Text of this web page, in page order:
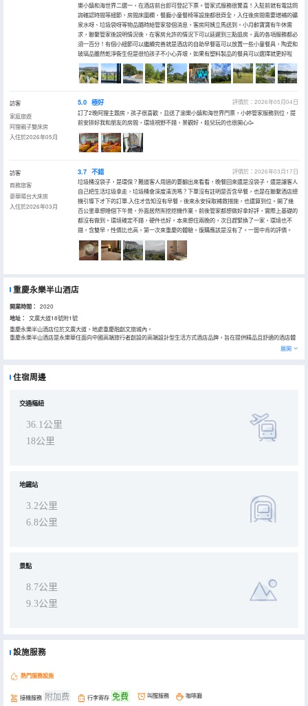
樂小鎮和海世界二選一，在酒店前台即可登記下票。管家式服務很驚喜！入駐前就有電話問
詢確認時間等細節，房間床圍欄、餐廳小童餐椅等設施都很齊全，入住後房間需要增補的礦
泉水呀、垃圾袋呀等物品隨時給管家發個消息，客房阿姨立馬送到。小月齡寶寶有午休需
求，聯繫管家後説明情況後，在客房允許的情況下可以延遲到三點退房，真的各項服務都必
須一百分！有個小細節可以繼續完善就是酒店的自助早餐區可以放置一些小童餐具，陶瓷和
玻璃品雖然乾淨衞生但是很怕孩子不小心弄壞，如果有塑料製品的餐具可以選擇就更好啦
訪客
家庭旅遊
阿狸親子雙床房
入住於2026年05月
5.0 極好
評價於：2026年05月04日
訂了2晚阿狸主題房，孩子很喜歡，且送了渝樂小鎮和海世界門票，小婷管家服務到位，提
前安排好我和朋友的房間，環境視野不錯，景觀好，娃兒玩的也很開心🥳
訪客
商務旅客
豪華陽台大床房
入住於2026年03月
3.7 不錯
評價於：2026年03月17日
垃圾桶沒袋子，是環保？難道客人用過的要翻出來看看，晚餐回來還是沒袋子，還是讓客人
自己把生活垃圾拿走，垃圾桶會深度清洗嗎？下單沒有註明是否含早餐，也是在聯繫酒店總
機引導下才下的訂單.入住才告知沒有早餐，後來永安採取補救措施，也還算到位。開了幾
百公里車想睡個下午覺，外面居然🈶挖挖機作業。前後管家都想做好拿好評，實際上基礎的
都沒有做到。環境確定不錯，硬件也好。本來想住兩晚的，次日趕緊換了一家，環境也不
錯，含雙早，性價比也高。第一次來重慶的體驗。復購應該是沒有了。一箇中肯的評價。
重慶永樂半山酒店
開業時間： 2020
地址：
文廣大道18號附1號
重慶永樂半山酒店位於文廣大道，地處重慶融創文旅城內。
重慶永樂半山酒店是永樂華住面向中國高端旅行者創設的高端設計型生活方式酒店品牌，旨在提供精品且舒適的酒店體
酒店以自然山水、原木，樹陰為主要設計元素，為賓客們打造獨特且清新的森林酒店風格。酒店每間客房均含獨立景觀
酒店會議中心總使用面積超過5000平方米，其中2000平方米的無柱大宴會廳, 可輕鬆承接千人婚宴及會議，14間設施
展開
住宿周邊
交通樞紐
36.1公里
18公里
地鐵站
3.2公里
6.8公里
景點
8.7公里
9.3公里
設施服務
熱門服務設施
接機服務 附加费 行李寄存 免費 叫醒服務 咖啡廳